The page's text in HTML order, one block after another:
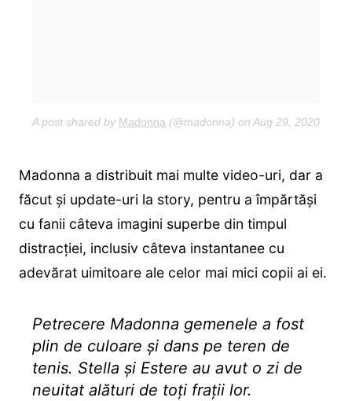
A post shared by Madonna (@madonna) on Aug 29, 2020 at
Madonna a distribuit mai multe video-uri, dar a
făcut și update-uri la story, pentru a împărtăși
cu fanii câteva imagini superbe din timpul
distracției, inclusiv câteva instantanee cu
adevărat uimitoare ale celor mai mici copii ai ei.
Petrecere Madonna gemenele a fost
plin de culoare și dans pe teren de
tenis. Stella și Estere au avut o zi de
neuitat alături de toți frații lor.